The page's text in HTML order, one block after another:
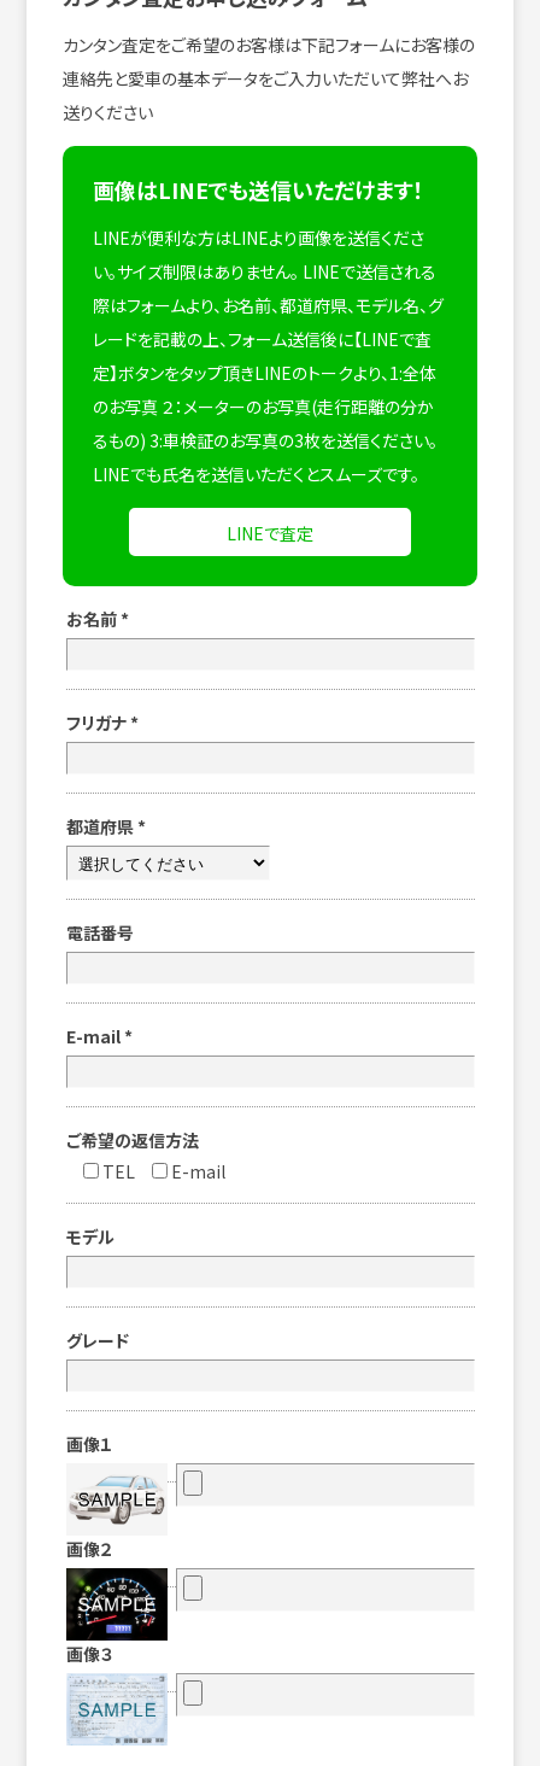
カンタン査定をご希望のお客様は下記フォームにお客様の
連絡先と愛車の基本データをご入力いただいて弊社へお
送りください
画像はLINEでも送信いただけます！
LINEが便利な方はLINEより画像を送信くださ
い。サイズ制限はありません。 LINEで送信される
際はフォームより、お名前、都道府県、モデル名、グ
レードを記載の上、フォーム送信後に【LINEで査
定】ボタンをタップ頂きLINEのトークより、1:全体
のお写真 ２：メーターのお写真(走行距離の分か
るもの) 3:車検証のお写真の3枚を送信ください。
LINEでも氏名を送信いただくとスムーズです。
LINEで査定
お名前 *
フリガナ *
都道府県 *
電話番号
E-mail *
ご希望の返信方法
TEL
E-mail
モデル
グレード
画像１
画像２
画像３